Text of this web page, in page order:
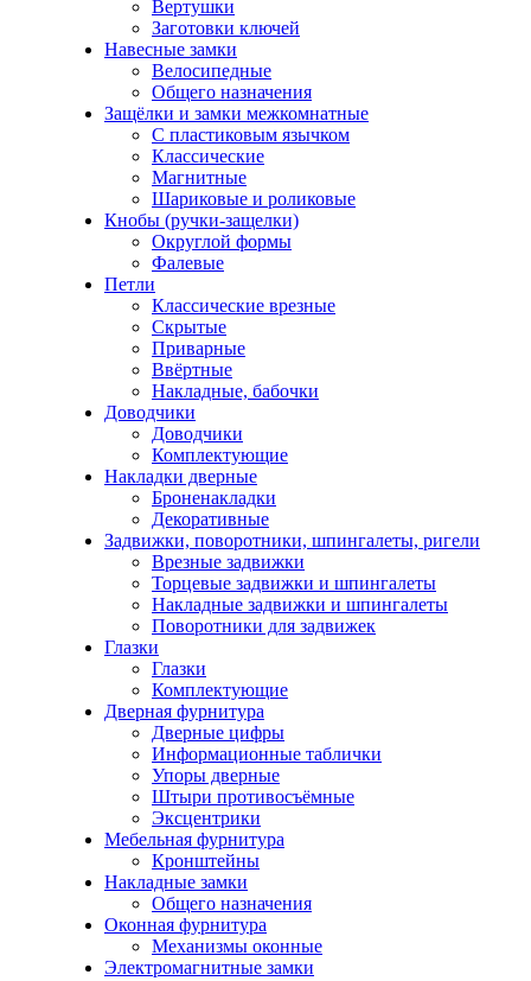
Вертушки
Заготовки ключей
Навесные замки
Велосипедные
Общего назначения
Защёлки и замки межкомнатные
С пластиковым язычком
Классические
Магнитные
Шариковые и роликовые
Кнобы (ручки-защелки)
Округлой формы
Фалевые
Петли
Классические врезные
Скрытые
Приварные
Ввёртные
Накладные, бабочки
Доводчики
Доводчики
Комплектующие
Накладки дверные
Броненакладки
Декоративные
Задвижки, поворотники, шпингалеты, ригели
Врезные задвижки
Торцевые задвижки и шпингалеты
Накладные задвижки и шпингалеты
Поворотники для задвижек
Глазки
Глазки
Комплектующие
Дверная фурнитура
Дверные цифры
Информационные таблички
Упоры дверные
Штыри противосъёмные
Эксцентрики
Мебельная фурнитура
Кронштейны
Накладные замки
Общего назначения
Оконная фурнитура
Механизмы оконные
Электромагнитные замки